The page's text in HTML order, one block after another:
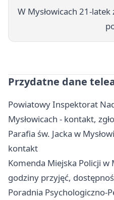
W Mysłowicach 21-
Przydatne dane
Powiatowy Inspektorat
Mysłowicach - kontakt,
Parafia św. Jacka w
kontakt
Komenda Miejska Policji w
godziny przyjęć,
Poradnia Psychologiczno-